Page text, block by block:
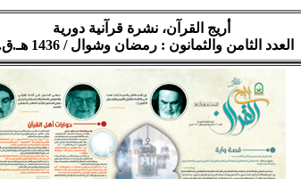
أريج القرآن، نشرة قرآنية دورية
العدد الثامن والثمانون : رمضان وشوال / 1436 هـ.ق.